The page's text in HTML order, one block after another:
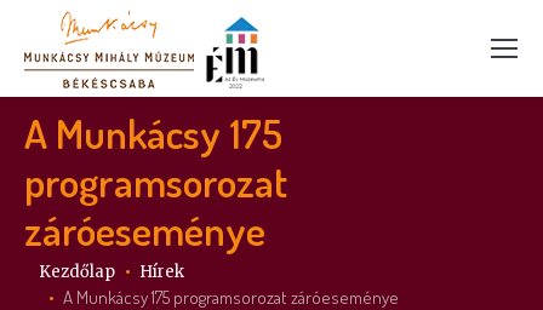
A Munkácsy 175
programsorozat
záróeseménye
Itt vagy:
Kezdőlap Hírek
A Munkácsy 175 programsorozat záróeseménye